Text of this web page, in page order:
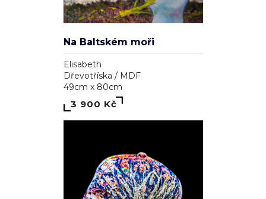
Na Baltském moři
Elisabeth
Dřevotříska / MDF
49cm x 80cm
3 900 Kč